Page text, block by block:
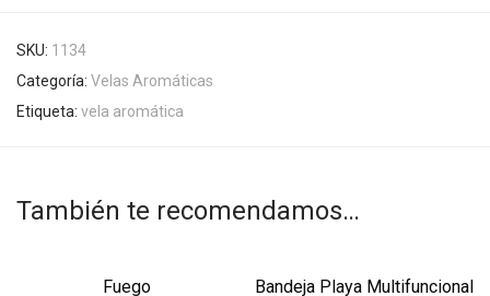
SKU: 1134
Categoría: Velas Aromáticas
Etiqueta: vela aromática
También te recomendamos…
Fuego
Bandeja Playa Multifuncional